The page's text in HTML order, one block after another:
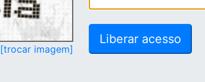
[trocar imagem]